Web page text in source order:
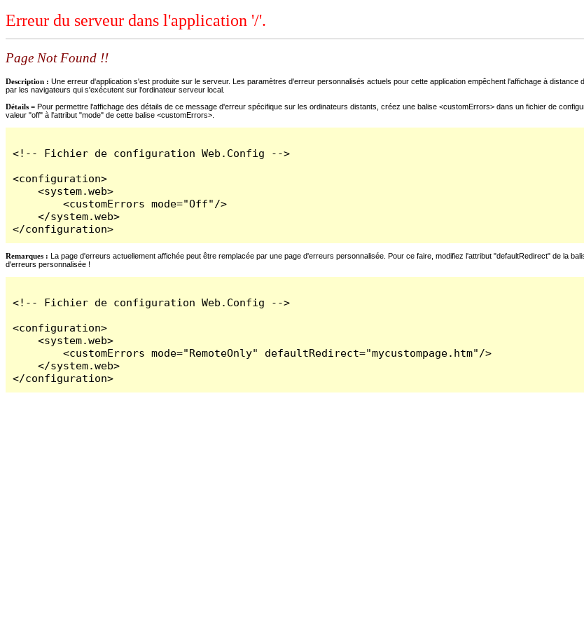
Erreur du serveur dans l'application '/'.
Page Not Found !!
Description : Une erreur d'application s'est produite sur le serveur. Les paramètres d'erreur personnalisés actuels pour cette application empêchent l'affichage à
par les navigateurs qui s'exécutent sur l'ordinateur serveur local.
Détails = Pour permettre l'affichage des détails de ce message d'erreur spécifique sur les ordinateurs distants, créez une balise <customErrors> dans un fichier de
valeur "off" à l'attribut "mode" de cette balise <customErrors>.
<!-- Fichier de configuration Web.Config -->
<configuration>
    <system.web>
        <customErrors mode="Off"/>
    </system.web>
</configuration>
Remarques : La page d'erreurs actuellement affichée peut être remplacée par une page d'erreurs personnalisée. Pour ce faire, modifiez l'attribut "defaultRedirect" de la
d'erreurs personnalisée !
<!-- Fichier de configuration Web.Config -->
<configuration>
    <system.web>
        <customErrors mode="RemoteOnly" defaultRedirect="mycustompage.htm"/>
    </system.web>
</configuration>